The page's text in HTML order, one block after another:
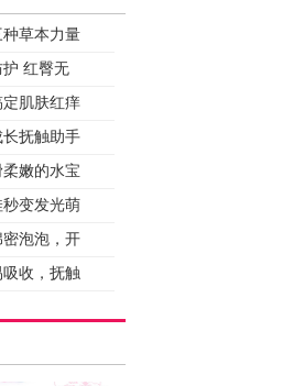
草本力量
红臀无
肌肤红痒
抚触助手
嫩的水宝
变发光萌
泡泡，开
收，抚触